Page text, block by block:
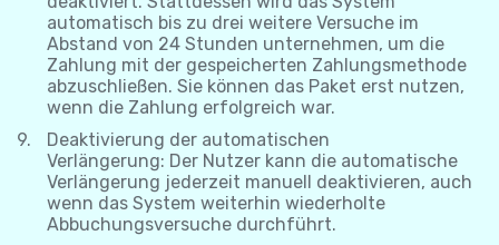
automatisch bis zu drei weitere Versuche im
Abstand von 24 Stunden unternehmen, um die
Zahlung mit der gespeicherten Zahlungsmethode
abzuschließen. Sie können das Paket erst nutzen,
wenn die Zahlung erfolgreich war.
Deaktivierung der automatischen
Verlängerung: Der Nutzer kann die automatische
Verlängerung jederzeit manuell deaktivieren, auch
wenn das System weiterhin wiederholte
Abbuchungsversuche durchführt.